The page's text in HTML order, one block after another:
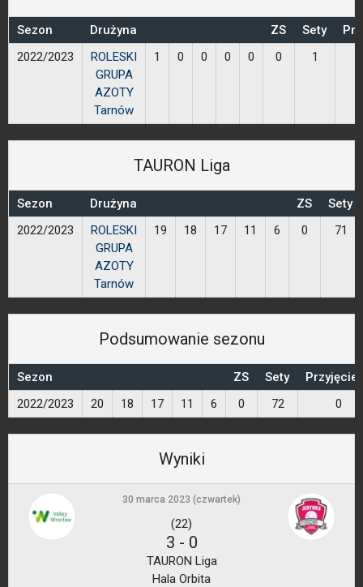
Sezon Drużyna ZS Sety
2022/2023
ROLESKI
GRUPA
AZOTY
Tarnów
1 0 0 0 0 0 1
TAURON Liga
Sezon Drużyna ZS
Sety
2022/2023
ROLESKI
GRUPA
AZOTY
Tarnów
19 18 17 11 6 0 71
Podsumowanie sezonu
Sezon ZS Sety
Przyjęcie
2022/2023
20 18 17 11 6 0 72 0
Wyniki
30 marca 2023 (czwartek)
(22)
3 - 0
TAURON Liga
Hala Orbita